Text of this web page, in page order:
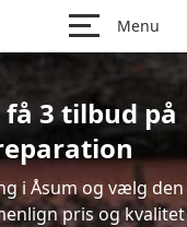
Menu
3 tilbud på
i Åsum og vælg den
pris og kvalitet